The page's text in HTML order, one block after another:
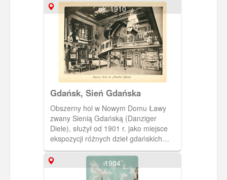
ok. 1910
Gdańsk, Sień Gdańska
Obszerny hol w Nowym Domu Ławy
zwany Sienią Gdańską (Danziger
Diele), służył od 1901 r. jako miejsce
ekspozycji różnych dzieł gdańskich
rzemieślników, w sporej części
pochodzących z kolekcji Lessera
Giełdzińskiego. Fotografia pochodzi z
1904